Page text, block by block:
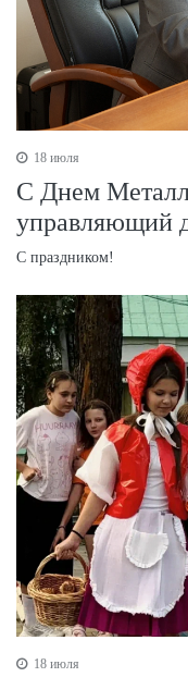
18 июля
С Днем
управляющий
С праздником!
18 июля